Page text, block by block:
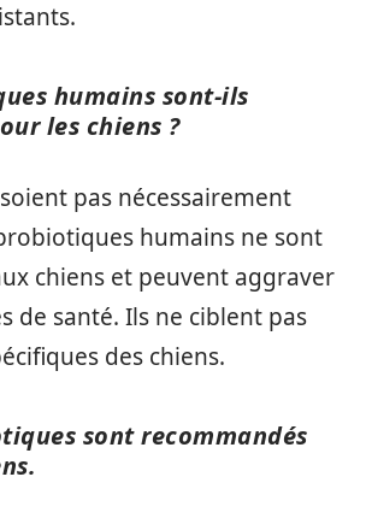
humains sont-ils
les chiens ?
pas nécessairement
humains ne sont
chiens et peuvent aggraver
de santé. Ils ne ciblent pas
des chiens.
sont recommandés